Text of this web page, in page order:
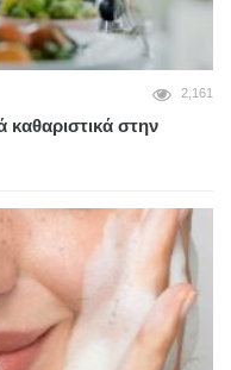
2,161
καθαριστικά στην